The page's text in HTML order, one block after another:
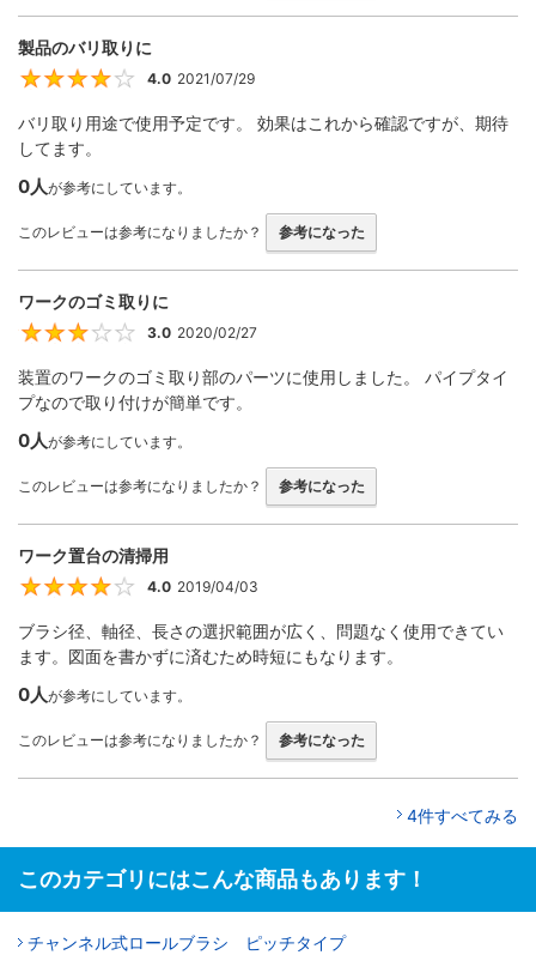
製品のバリ取りに
4
4.0 2021/07/29
バリ取り用途で使用予定です。 効果はこれから確認ですが、期待
してます。
0人が参考にしています。
このレビューは参考になりましたか？ 参考になった
ワークのゴミ取りに
3
3.0 2020/02/27
装置のワークのゴミ取り部のパーツに使用しました。 パイプタイ
プなので取り付けが簡単です。
0人が参考にしています。
このレビューは参考になりましたか？ 参考になった
ワーク置台の清掃用
4
4.0 2019/04/03
ブラシ径、軸径、長さの選択範囲が広く、問題なく使用できてい
ます。図面を書かずに済むため時短にもなります。
0人が参考にしています。
このレビューは参考になりましたか？ 参考になった
4件すべてみる
このカテゴリにはこんな商品もあります！
チャンネル式ロールブラシ ピッチタイプ